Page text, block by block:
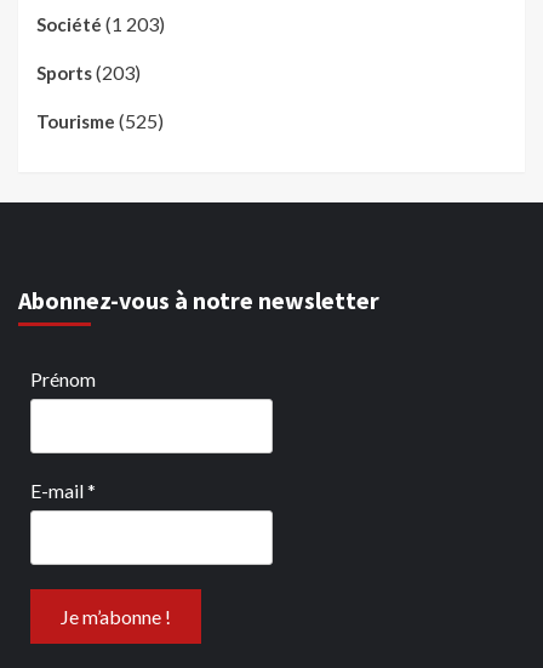
Société (1 203)
Sports(203)
Tourisme (525)
Abonnez-vous à notre newsletter
Prénom
E-mail*